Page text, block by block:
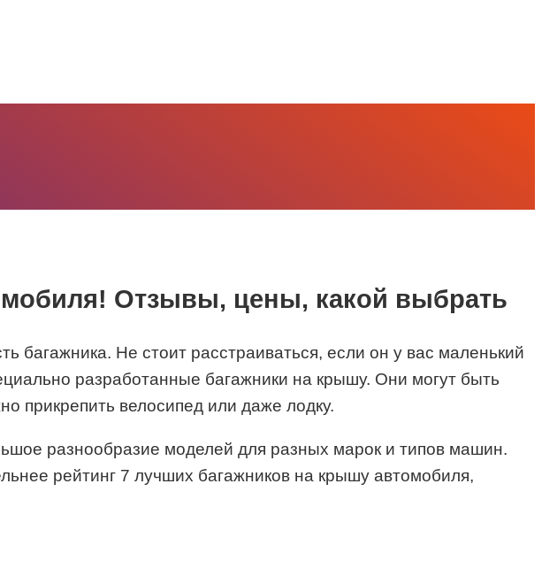
Отзывы, цены, какой выбрать
багажника. Не стоит расстраиваться, если он у вас маленький
разработанные багажники на крышу. Они могут быть
прикрепить велосипед или даже лодку.
разнообразие моделей для разных марок и типов машин.
рейтинг 7 лучших багажников на крышу автомобиля,